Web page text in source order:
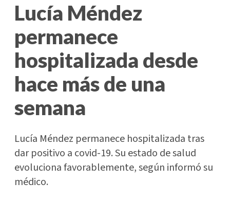
Lucía Méndez
permanece
hospitalizada desde
hace más de una
semana
Lucía Méndez permanece hospitalizada tras
dar positivo a covid-19. Su estado de salud
evoluciona favorablemente, según informó su
médico.